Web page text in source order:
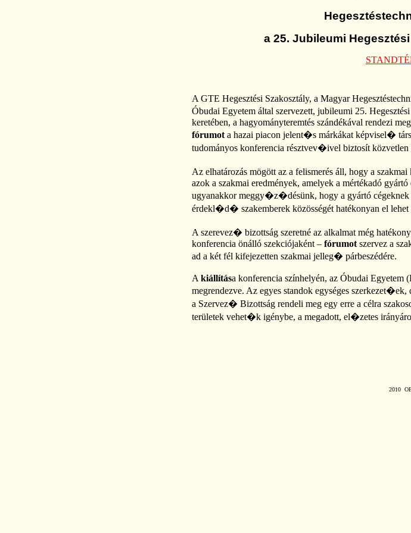
a 25. Jubileumi
A GTE Hegesztési Szakosztály, a Magyar
Óbudai Egyetem által szervezett, jubileumi 25.
keretében, a hagyományteremtés szándékával rendezi
fórumot a hazai piacon jelent�s márkákat képvisel�
tudományos konferencia résztvev�ivel biztosít
Az elhatározás mögött az a felismerés áll, hogy a
azok a szakmai eredmények, amelyek a mértékadó
ugyanakkor meggy�z�désünk, hogy a gyártó
érdekl�d� szakemberek közösségét hatékonyan el lehet
A szerevez� bizottság szeretné az alkalmat még
konferencia önálló szekciójaként – fórumot szervez a
ad a két fél kifejezetten szakmai jelleg� párbeszédére.
A kiállítása konferencia színhelyén, az Óbudai Egyetem
megrendezve. Az egyes standok egységes
a Szervez� Bizottság rendeli meg egy erre a célra
területek vehet�k igénybe, a megadott, el�zetes
2010